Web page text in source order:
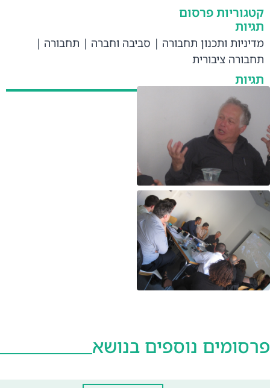
קטגוריות פרסום
תגיות
מדיניות ותכנון תחבורה | סביבה וחברה | תחבורה |
תחבורה ציבורית
תגיות
פרסומים נוספים בנושא